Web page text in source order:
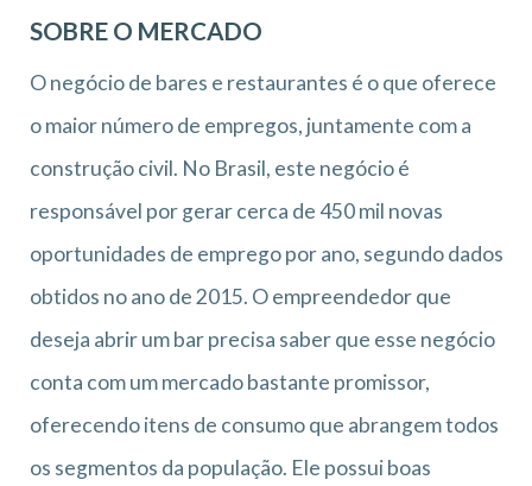
SOBRE O MERCADO
O negócio de bares e restaurantes é o que oferece
o maior número de empregos, juntamente com a
construção civil. No Brasil, este negócio é
responsável por gerar cerca de 450 mil novas
oportunidades de emprego por ano, segundo dados
obtidos no ano de 2015. O empreendedor que
deseja abrir um bar precisa saber que esse negócio
conta com um mercado bastante promissor,
oferecendo itens de consumo que abrangem todos
os segmentos da população. Ele possui boas